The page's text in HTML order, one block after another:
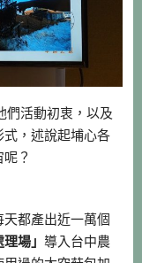
們活動初衷，以及
，述說起埔心各
？
天都產出近一萬個
理場」導入台中農